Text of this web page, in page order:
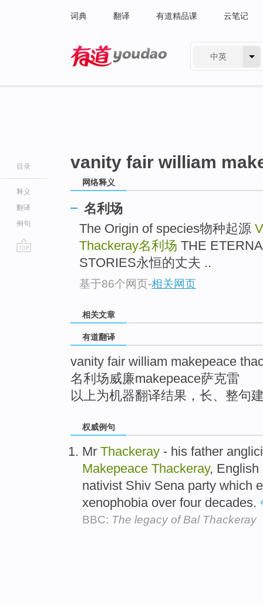
词典 翻译 有道精品课 云笔记
中英
目录
释义
翻译
例句
vanity fair william
网络释义
名利场
The Origin of species物种起源
Thackeray名利场 THE
STORIES永恒的丈夫 ..
基于86个网页-相关网页
相关文章
有道翻译
vanity fair william makepeace
名利场威廉makepeace萨克雷
以上为机器翻译结果，长、整句
权威例句
Mr Thackeray - his father
Makepeace Thackeray,
nativist Shiv Sena party which
xenophobia over four decades.
BBC: The legacy of Bal Thackeray